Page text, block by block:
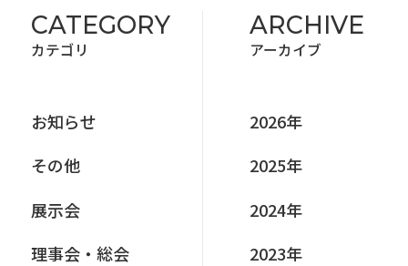
CATEGORY
カテゴリ
お知らせ
その他
展⽰会
理事会‧総会
ARCHIVE
アーカイブ
2026年
2025年
2024年
2023年